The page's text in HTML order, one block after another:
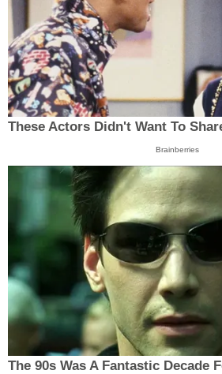
These Actors Didn't Want To
Brainberries
The 90s Was A Fantastic Decade